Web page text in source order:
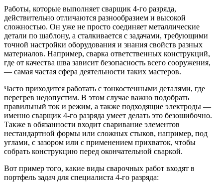
Работы, которые выполняет сварщик 4-го разряда,
действительно отличаются разнообразием и высокой
сложностью. Он уже не просто соединяет металлические
детали по шаблону, а сталкивается с задачами, требующими
точной настройки оборудования и знания свойств разных
материалов. Например, сварка ответственных конструкций,
где от качества шва зависит безопасность всего сооружения,
— самая частая сфера деятельности таких мастеров.
Часто приходится работать с тонкостенными деталями, где
перегрев недопустим. В этом случае важно подобрать
правильный ток и режим, а также подходящие электроды —
именно сварщик 4-го разряда умеет делать это безошибочно.
Также в обязанности входит сваривание элементов
нестандартной формы или сложных стыков, например, под
углами, с зазором или с применением прихваток, чтобы
собрать конструкцию перед окончательной сваркой.
Вот пример того, какие виды сварочных работ входят в
портфель задач для специалиста 4-го разряда: